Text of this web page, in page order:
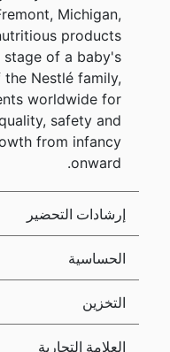
Michigan,
products
of a baby's
Nestlé family,
worldwide for
safety and
from infancy
onward.
إرشادات التحضير
الحساسية
التخزين
العلامة التجارية